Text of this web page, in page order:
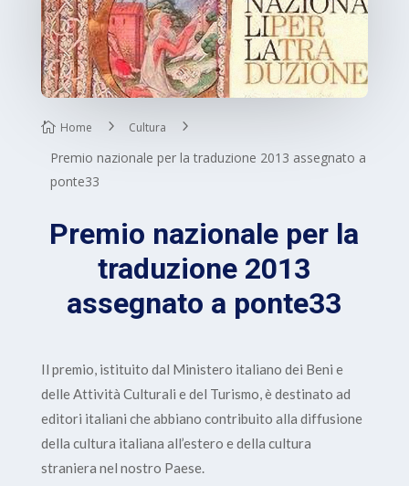
Home Cultura
Premio nazionale per la traduzione 2013 assegnato a
ponte33
Premio nazionale per la
traduzione 2013
assegnato a ponte33
Il premio, istituito dal Ministero italiano dei Beni e
delle Attività Culturali e del Turismo, è destinato ad
editori italiani che abbiano contribuito alla diffusione
della cultura italiana all’estero e della cultura
straniera nel nostro Paese.